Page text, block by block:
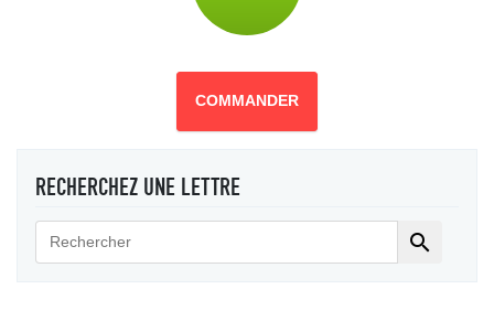
COMMANDER
RECHERCHEZ UNE LETTRE
